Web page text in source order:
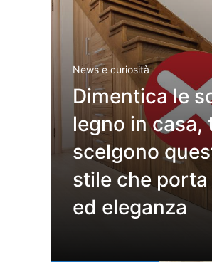
News e curiosità
Dimentica le
legno in casa,
scelgono
stile che
ed eleganza